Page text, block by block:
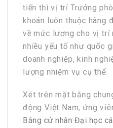
tiến thì vị trí Trưởng
khoán luôn thuộc hàng
về mức lương cho vị trí
nhiều yếu tố như quốc
doanh nghiệp, kinh
lượng nhiệm vụ cụ thể.
Xét trên mặt bằng
động Việt Nam, ứng
Bằng cử nhân Đại học